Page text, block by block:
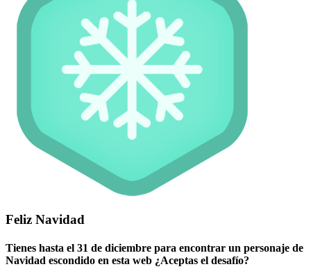
Feliz Navidad
Tienes hasta el 31 de diciembre para encontrar un personaje de
Navidad escondido en esta web ¿Aceptas el desafío?